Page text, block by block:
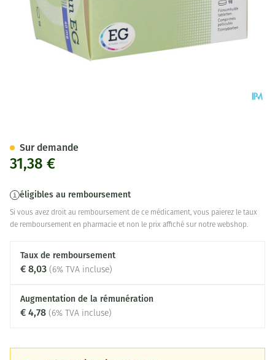
31,38 €
éligibles au remboursement
Si vous avez droit au remboursement de ce médicament, vous paierez le taux
de remboursement en pharmacie et non le prix affiché sur notre webshop.
Taux de remboursement
€ 8,03 (6% TVA incluse)
Augmentation de la rémunération
€ 4,78 (6% TVA incluse)
Sur demande